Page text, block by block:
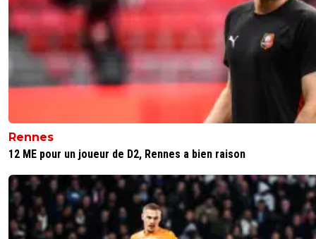
Rennes
12 ME pour un joueur de D2, Rennes a bien raison